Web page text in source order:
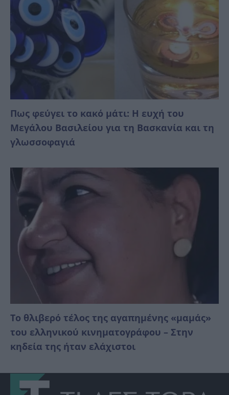
Πως φεύγει το κακό μάτι: Η ευχή του
Μεγάλου Βασιλείου για τη Βασκανία και τη
γλωσσοφαγιά
Το θλιβερό τέλος της αγαπημένης «μαμάς»
του ελληνικού κινηματογράφου – Στην
κηδεία της ήταν ελάχιστοι